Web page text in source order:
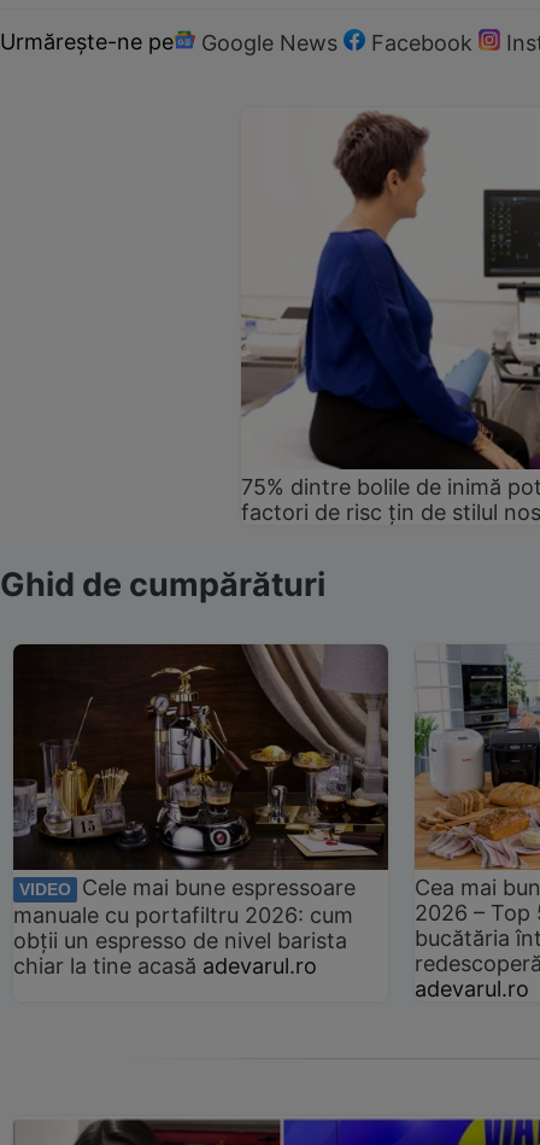
Urmărește-ne pe Google News Facebook
75% dintre bolile de inimă
factori de risc țin de stilul
Ghid de cumpărături
VIDEO
Cele mai bune espressoare
manuale cu portafiltru 2026: cum
obții un espresso de nivel barista
chiar la tine acasă adevarul.ro
Cea mai
2026 –
bucătăria
adevarul.ro